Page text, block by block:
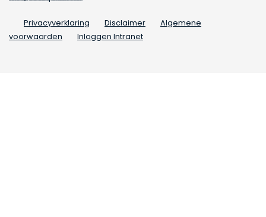
Privacyverklaring Disclaimer
Algemene
voorwaarden
Inloggen Intranet